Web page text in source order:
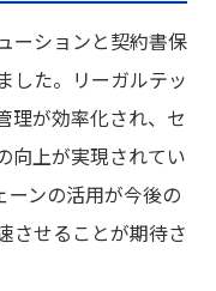
ーションと契約書保
した。リーガルテッ
理が効率化され、セ
向上が実現されてい
ーンの活用が今後の
させることが期待さ